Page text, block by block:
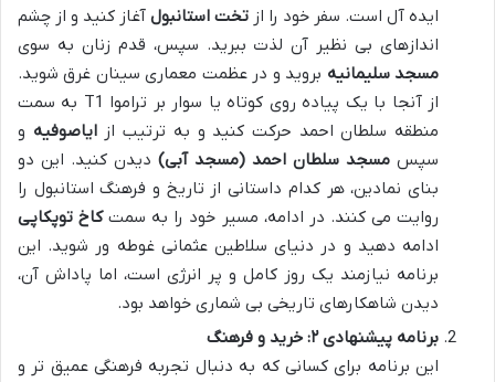
ایده آل است. سفر خود را از تخت استانبول آغاز کنید و از چشم
اندازهای بی نظیر آن لذت ببرید. سپس، قدم زنان به سوی
مسجد سلیمانیه بروید و در عظمت معماری سینان غرق شوید.
از آنجا با یک پیاده روی کوتاه یا سوار بر تراموا T1 به سمت
منطقه سلطان احمد حرکت کنید و به ترتیب ازایاصوفیه و
سپس مسجد سلطان احمد (مسجد آبی) دیدن کنید. این دو
بنای نمادین، هر کدام داستانی از تاریخ و فرهنگ استانبول را
روایت می کنند. در ادامه، مسیر خود را به سمتکاخ توپکاپی
ادامه دهید و در دنیای سلاطین عثمانی غوطه ور شوید. این
برنامه نیازمند یک روز کامل و پر انرژی است، اما پاداش آن،
دیدن شاهکارهای تاریخی بی شماری خواهد بود.
برنامه پیشنهادی ۲: خرید و فرهنگ
این برنامه برای کسانی که به دنبال تجربه فرهنگی عمیق تر و